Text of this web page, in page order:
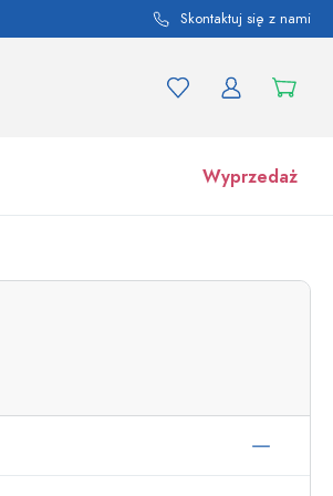
Skontaktuj się z nami
Wyprzedaż
Słoiki